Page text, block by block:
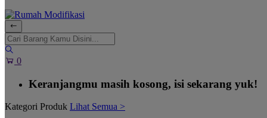
0
Keranjangmu masih kosong, isi sekarang yuk!
Kategori Produk Lihat Semua >